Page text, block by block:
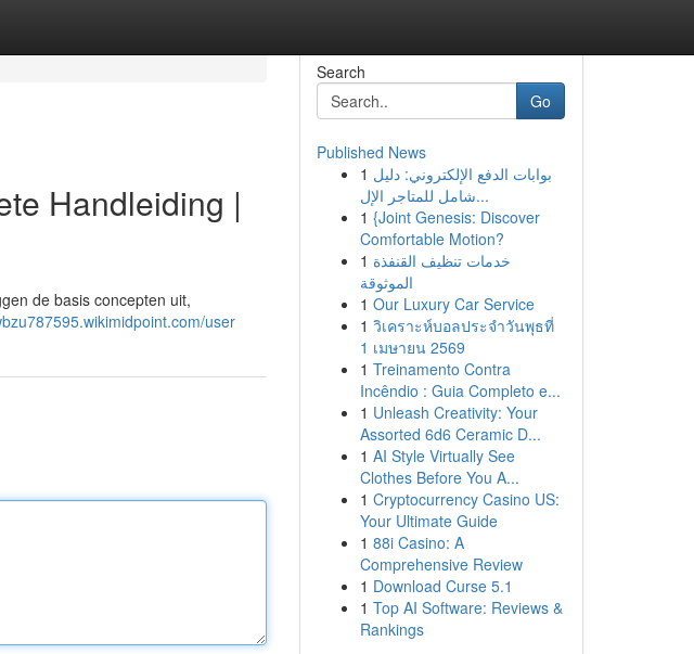
Handleiding |
de basis concepten uit,
user
Search
Go
Published News
1 بوابات الدفع الإلكتروني: دليل
شامل للمتاجر الإل...
1 {Joint Genesis: Discover
Comfortable Motion?
1 خدمات تنظيف القنفذة
الموثوقة
1 Our Luxury Car Service
1 วิเคราะห์บอลประจำวันพุธที่
1 เมษายน 2569
1 Treinamento Contra
Incêndio : Guia Completo e...
1 Unleash Creativity: Your
Assorted 6d6 Ceramic D...
1 AI Style Virtually See
Clothes Before You A...
1 Cryptocurrency Casino US:
Your Ultimate Guide
1 88i Casino: A
Comprehensive Review
1 Download Curse 5.1
1 Top AI Software: Reviews &
Rankings